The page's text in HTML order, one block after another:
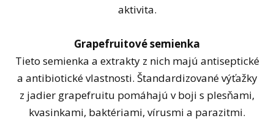
aktivita.
Grapefruitové semienka
Tieto semienka a extrakty z nich majú antiseptické
a antibiotické vlastnosti. Štandardizované výťažky
z jadier grapefruitu pomáhajú v boji s plesňami,
kvasinkami, baktériami, vírusmi a parazitmi.